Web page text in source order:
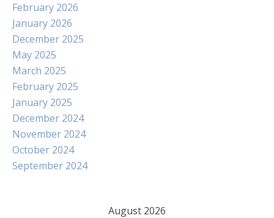
February 2026
January 2026
December 2025
May 2025
March 2025
February 2025
January 2025
December 2024
November 2024
October 2024
September 2024
August 2026